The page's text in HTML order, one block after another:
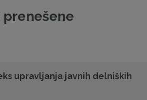
upravljanja javnih delniških